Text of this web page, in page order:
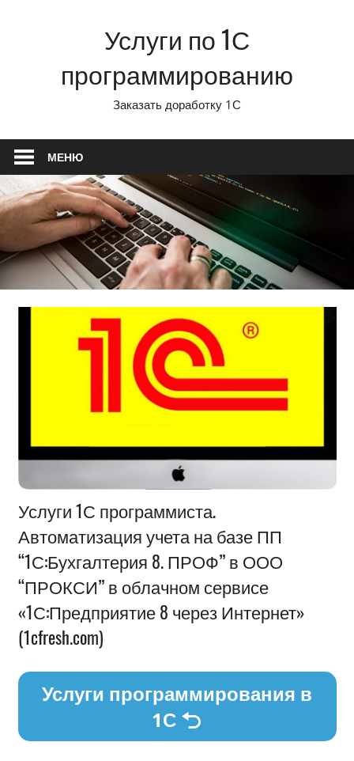
Услуги по 1С
программированию
Заказать доработку 1С
МЕНЮ
Информация
Услуги 1С программиста.
Автоматизация учета на базе ПП
“1С:Бухгалтерия 8. ПРОФ” в ООО
“ПРОКСИ” в облачном сервисе
«1С:Предприятие 8 через Интернет»
(1cfresh.com)
Услуги программирования в
1С